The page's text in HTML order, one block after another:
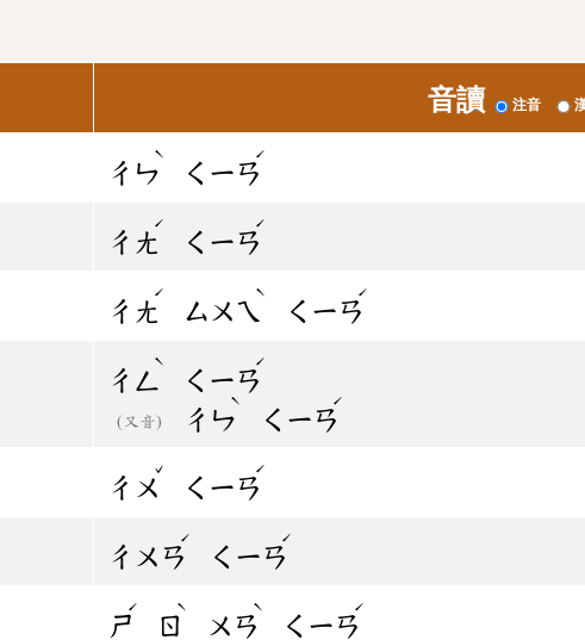
音讀 注音
ㄔㄣ
ˋ
ㄑㄧㄢ
ˊ
ㄔㄤ
ˊ
ㄑㄧㄢ
ˊ
ㄔㄤ
ˊ
ㄙㄨㄟ
ˋ
ㄑㄧㄢ
ˊ
ㄔㄥ
ˋ
ㄑㄧㄢ
ˊ
(又音) ㄔㄣ
ˋ
ㄑㄧㄢ
ˊ
ㄔㄨ
ˇ
ㄑㄧㄢ
ˊ
ㄔㄨㄢ
ˊ
ㄑㄧㄢ
ˊ
ㄕ
ˊ
ㄖ
ˋ
ㄨㄢ
ˋ
ㄑㄧㄢ
ˊ